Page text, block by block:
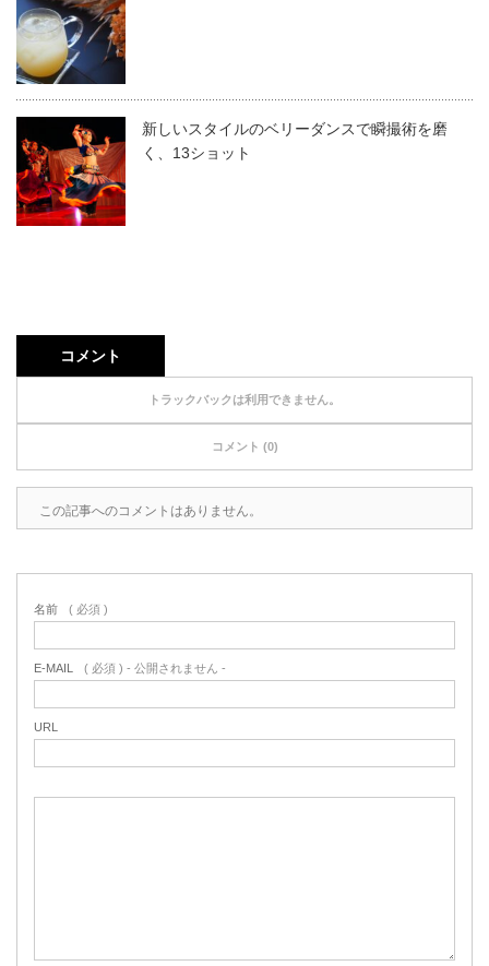
新しいスタイルのベリーダンスで瞬撮術を磨
く、13ショット
コメント
トラックバックは利用できません。
コメント (0)
この記事へのコメントはありません。
名前 ( 必須 )
E-MAIL ( 必須 ) - 公開されません -
URL